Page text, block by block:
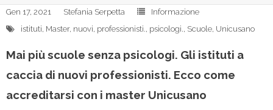
Gen 17, 2021 Stefania Serpetta
Informazione
istituti, Master, nuovi, professionisti., psicologi., Scuole, Unicusano
Mai più scuole senza psicologi. Gli istituti a
caccia di nuovi professionisti. Ecco come
accreditarsi con i master Unicusano